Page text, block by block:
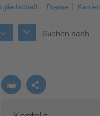
Presse